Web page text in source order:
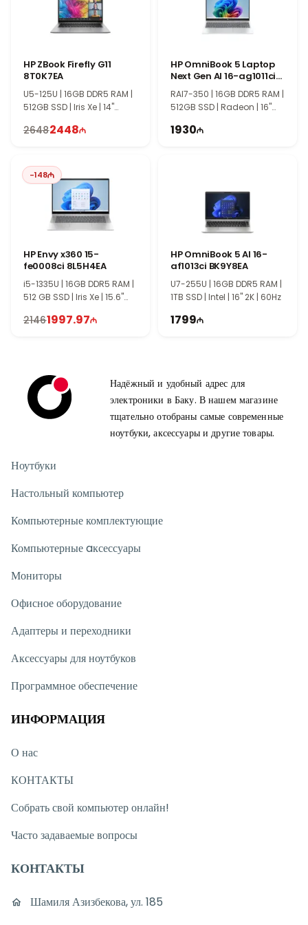
высокую детализацию, что особенно важно для
профессиональной работы с контентом. Серия Yoga Pro 9
сочетает премиальный дизайн, мощное железо и
HP ZBook Firefly G11
8T0K7EA
U5-125U | 16GB DDR5 RAM |
512GB SSD | Iris Xe | 14"
Win11
26482448
HP OmniBook 5 Laptop
Next Gen AI 16-ag1011ci
C0EE9EA
RAI7-350 | 16GB DDR5 RAM |
512GB SSD | Radeon | 16"
1930
-148
HP Envy x360 15-
fe0008ci 8L5H4EA
i5-1335U | 16GB DDR5 RAM |
512 GB SSD | Iris Xe | 15.6"
21461997.97
HP OmniBook 5 AI 16-
af1013ci BK9Y8EA
U7-255U | 16GB DDR5 RAM |
1TB SSD | Intel | 16" 2K | 60Hz
1799
Надёжный и удобный адрес для
электроники в Баку. В нашем магазине
тщательно отобраны самые современные
ноутбуки, аксессуары и другие товары.
Ноутбуки
Настольный компьютер
Компьютерные комплектующие
Компьютерные aксессуары
Мониторы
Офисное оборудование
Адаптеры и переходники
Аксессуары для ноутбуков
Программное обеспечение
ИНФОРМАЦИЯ
О нас
КОНТАКТЫ
Собрать свой компьютер онлайн!
Часто задаваемые вопросы
КОНТАКТЫ
Шамиля Азизбекова, ул. 185